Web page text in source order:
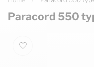
Paracord 550